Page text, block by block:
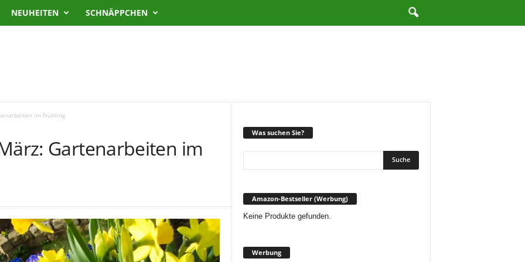
NEUHEITEN SCHNÄPPCHEN
im Frühling
Gartenarbeiten im
Was suchen Sie?
Amazon-Bestseller (Werbung)
Keine Produkte gefunden.
Werbung